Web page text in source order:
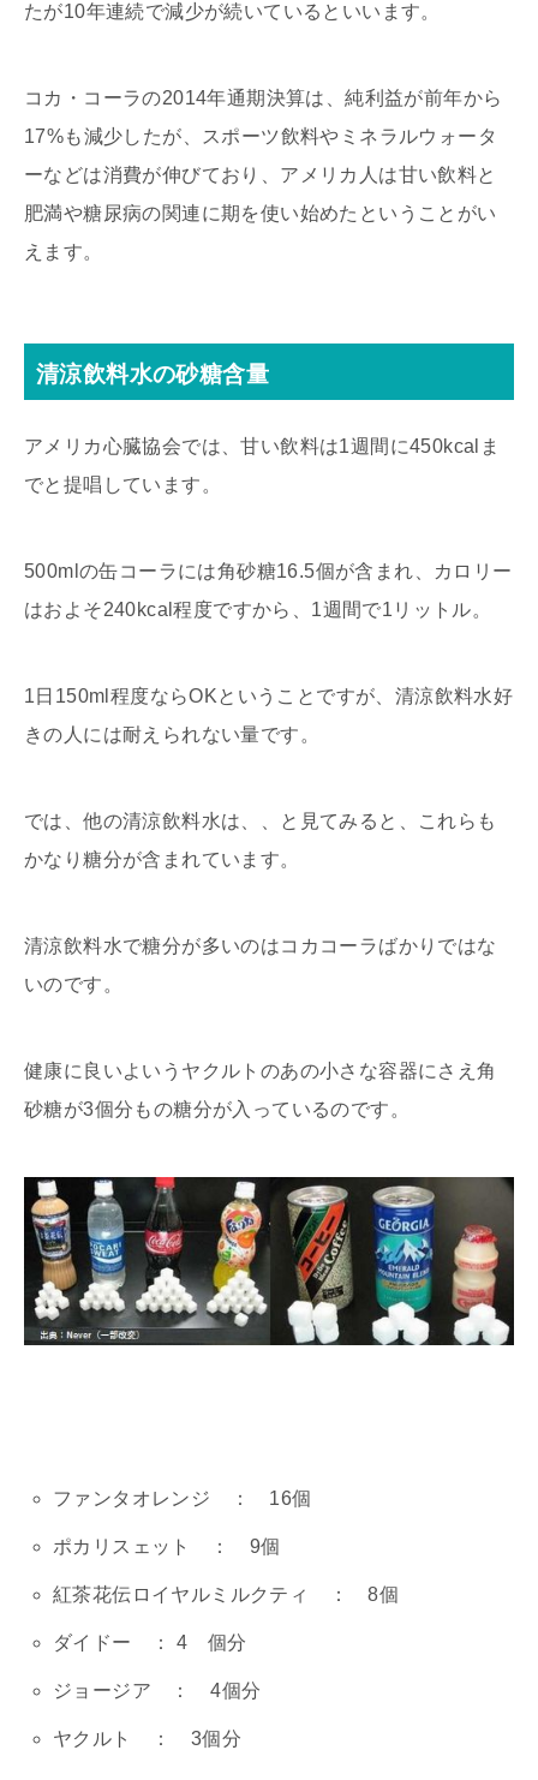
たが10年連続で減少が続いているといいます。
コカ・コーラの2014年通期決算は、純利益が前年から
17%も減少したが、スポーツ飲料やミネラルウォータ
ーなどは消費が伸びており、アメリカ人は甘い飲料と
肥満や糖尿病の関連に期を使い始めたということがい
えます。
清涼飲料水の砂糖含量
アメリカ心臓協会では、甘い飲料は1週間に450kcalま
でと提唱しています。
500mlの缶コーラには角砂糖16.5個が含まれ、カロリー
はおよそ240kcal程度ですから、1週間で1リットル。
1日150ml程度ならOKということですが、清涼飲料水好
きの人には耐えられない量です。
では、他の清涼飲料水は、、と見てみると、これらも
かなり糖分が含まれています。
清涼飲料水で糖分が多いのはコカコーラばかりではな
いのです。
健康に良いよいうヤクルトのあの小さな容器にさえ角
砂糖が3個分もの糖分が入っているのです。
ファンタオレンジ ： 16個
ポカリスェット ： 9個
紅茶花伝ロイヤルミルクティ ： 8個
ダイドー ： 4 個分
ジョージア ： 4個分
ヤクルト ： 3個分